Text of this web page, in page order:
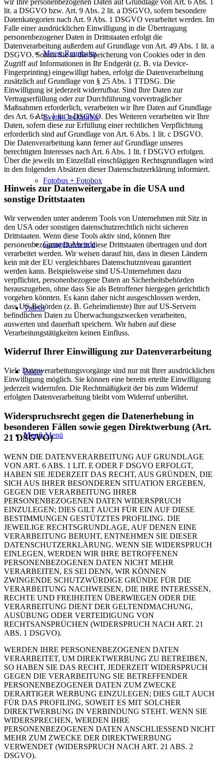
Messe Rennbahn
Event-Cocktailbar
Fotobus + Fotobox
Garagen Abende
Videos
Bilder
Menü Menü
wir Ihre personenbezogenen Daten auf Grundlage von Art. 6 Abs. 1
lit. a DSGVO bzw. Art. 9 Abs. 2 lit. a DSGVO, sofern besondere
Datenkategorien nach Art. 9 Abs. 1 DSGVO verarbeitet werden. Im
Falle einer ausdrücklichen Einwilligung in die Übertragung
personenbezogener Daten in Drittstaaten erfolgt die
Datenverarbeitung außerdem auf Grundlage von Art. 49 Abs. 1 lit. a
DSGVO. Sofern Sie in die Speicherung von Cookies oder in den
Zugriff auf Informationen in Ihr Endgerät (z. B. via Device-
Fingerprinting) eingewilligt haben, erfolgt die Datenverarbeitung
zusätzlich auf Grundlage von § 25 Abs. 1 TTDSG. Die
Einwilligung ist jederzeit widerrufbar. Sind Ihre Daten zur
Vertragserfüllung oder zur Durchführung vorvertraglicher
Maßnahmen erforderlich, verarbeiten wir Ihre Daten auf Grundlage
des Art. 6 Abs. 1 lit. b DSGVO. Des Weiteren verarbeiten wir Ihre
Daten, sofern diese zur Erfüllung einer rechtlichen Verpflichtung
erforderlich sind auf Grundlage von Art. 6 Abs. 1 lit. c DSGVO.
Die Datenverarbeitung kann ferner auf Grundlage unseres
berechtigten Interesses nach Art. 6 Abs. 1 lit. f DSGVO erfolgen.
Über die jeweils im Einzelfall einschlägigen Rechtsgrundlagen wird
in den folgenden Absätzen dieser Datenschutzerklärung informiert.
Hinweis zur Datenweitergabe in die USA und
sonstige Drittstaaten
Wir verwenden unter anderem Tools von Unternehmen mit Sitz in
den USA oder sonstigen datenschutzrechtlich nicht sicheren
Drittstaaten. Wenn diese Tools aktiv sind, können Ihre
personenbezogene Daten in diese Drittstaaten übertragen und dort
verarbeitet werden. Wir weisen darauf hin, dass in diesen Ländern
kein mit der EU vergleichbares Datenschutzniveau garantiert
werden kann. Beispielsweise sind US-Unternehmen dazu
verpflichtet, personenbezogene Daten an Sicherheitsbehörden
herauszugeben, ohne dass Sie als Betroffener hiergegen gerichtlich
vorgehen könnten. Es kann daher nicht ausgeschlossen werden,
dass US-Behörden (z. B. Geheimdienste) Ihre auf US-Servern
befindlichen Daten zu Überwachungszwecken verarbeiten,
auswerten und dauerhaft speichern. Wir haben auf diese
Verarbeitungstätigkeiten keinen Einfluss.
Widerruf Ihrer Einwilligung zur Datenverarbeitung
Viele Datenverarbeitungsvorgänge sind nur mit Ihrer ausdrücklichen
Einwilligung möglich. Sie können eine bereits erteilte Einwilligung
jederzeit widerrufen. Die Rechtmäßigkeit der bis zum Widerruf
erfolgten Datenverarbeitung bleibt vom Widerruf unberührt.
Widerspruchsrecht gegen die Datenerhebung in
besonderen Fällen sowie gegen Direktwerbung (Art.
21 DSGVO)
WENN DIE DATENVERARBEITUNG AUF GRUNDLAGE
VON ART. 6 ABS. 1 LIT. E ODER F DSGVO ERFOLGT,
HABEN SIE JEDERZEIT DAS RECHT, AUS GRÜNDEN, DIE
SICH AUS IHRER BESONDEREN SITUATION ERGEBEN,
GEGEN DIE VERARBEITUNG IHRER
PERSONENBEZOGENEN DATEN WIDERSPRUCH
EINZULEGEN; DIES GILT AUCH FÜR EIN AUF DIESE
BESTIMMUNGEN GESTÜTZTES PROFILING. DIE
JEWEILIGE RECHTSGRUNDLAGE, AUF DENEN EINE
VERARBEITUNG BERUHT, ENTNEHMEN SIE DIESER
DATENSCHUTZERKLÄRUNG. WENN SIE WIDERSPRUCH
EINLEGEN, WERDEN WIR IHRE BETROFFENEN
PERSONENBEZOGENEN DATEN NICHT MEHR
VERARBEITEN, ES SEI DENN, WIR KÖNNEN
ZWINGENDE SCHUTZWÜRDIGE GRÜNDE FÜR DIE
VERARBEITUNG NACHWEISEN, DIE IHRE INTERESSEN,
RECHTE UND FREIHEITEN ÜBERWIEGEN ODER DIE
VERARBEITUNG DIENT DER GELTENDMACHUNG,
AUSÜBUNG ODER VERTEIDIGUNG VON
RECHTSANSPRÜCHEN (WIDERSPRUCH NACH ART. 21
ABS. 1 DSGVO).
WERDEN IHRE PERSONENBEZOGENEN DATEN
VERARBEITET, UM DIREKTWERBUNG ZU BETREIBEN,
SO HABEN SIE DAS RECHT, JEDERZEIT WIDERSPRUCH
GEGEN DIE VERARBEITUNG SIE BETREFFENDER
PERSONENBEZOGENER DATEN ZUM ZWECKE
DERARTIGER WERBUNG EINZULEGEN; DIES GILT AUCH
FÜR DAS PROFILING, SOWEIT ES MIT SOLCHER
DIREKTWERBUNG IN VERBINDUNG STEHT. WENN SIE
WIDERSPRECHEN, WERDEN IHRE
PERSONENBEZOGENEN DATEN ANSCHLIESSEND NICHT
MEHR ZUM ZWECKE DER DIREKTWERBUNG
VERWENDET (WIDERSPRUCH NACH ART. 21 ABS. 2
DSGVO).